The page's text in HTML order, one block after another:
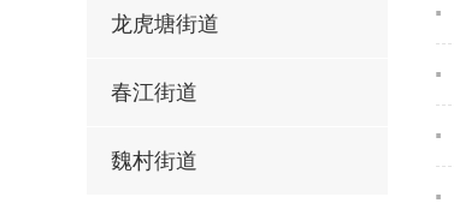
龙虎塘街道
春江街道
魏村街道